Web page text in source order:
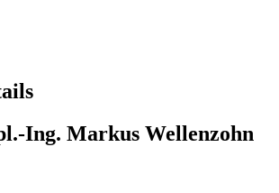
Ing. Markus Wellenzohn